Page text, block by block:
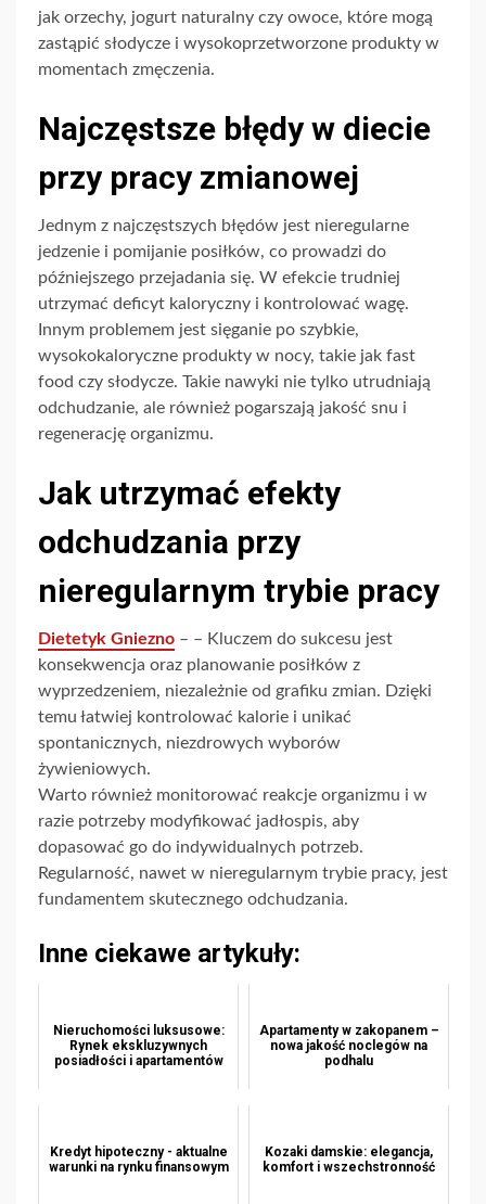
jak orzechy, jogurt naturalny czy owoce, które mogą
zastąpić słodycze i wysokoprzetworzone produkty w
momentach zmęczenia.
Najczęstsze błędy w diecie
przy pracy zmianowej
Jednym z najczęstszych błędów jest nieregularne
jedzenie i pomijanie posiłków, co prowadzi do
późniejszego przejadania się. W efekcie trudniej
utrzymać deficyt kaloryczny i kontrolować wagę.
Innym problemem jest sięganie po szybkie,
wysokokaloryczne produkty w nocy, takie jak fast
food czy słodycze. Takie nawyki nie tylko utrudniają
odchudzanie, ale również pogarszają jakość snu i
regenerację organizmu.
Jak utrzymać efekty
odchudzania przy
nieregularnym trybie pracy
Dietetyk Gniezno – – Kluczem do sukcesu jest
konsekwencja oraz planowanie posiłków z
wyprzedzeniem, niezależnie od grafiku zmian. Dzięki
temu łatwiej kontrolować kalorie i unikać
spontanicznych, niezdrowych wyborów
żywieniowych.
Warto również monitorować reakcje organizmu i w
razie potrzeby modyfikować jadłospis, aby
dopasować go do indywidualnych potrzeb.
Regularność, nawet w nieregularnym trybie pracy, jest
fundamentem skutecznego odchudzania.
Inne ciekawe artykuły:
Nieruchomości luksusowe:
Rynek ekskluzywnych
posiadłości i apartamentów
Apartamenty w zakopanem –
nowa jakość noclegów na
podhalu
Kredyt hipoteczny - aktualne
warunki na rynku finansowym
Kozaki damskie: elegancja,
komfort i wszechstronność